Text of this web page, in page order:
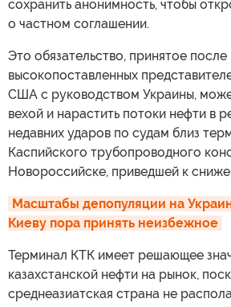
сохранить анонимность, чтобы
о частном соглашении.
Это обязательство, принятое после
высокопоставленных
США с руководством Украины,
вехой и нарастить потоки нефти в
недавних ударов по судам близ
Каспийского трубопроводного
Новороссийске, приведшей к
Масштабы депопуляции на
Киеву пора принять неизбежное
Терминал КТК имеет решающее
казахстанской нефти на рынок,
среднеазиатская страна не